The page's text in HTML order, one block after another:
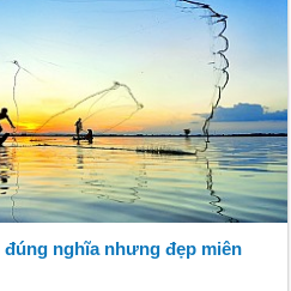
nghĩa nhưng đẹp miên